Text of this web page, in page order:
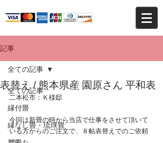
記事
全ての記事
縁付畳
縁なし畳・琉球畳
全ての記事
表替え / 熊本県産 園原さん 平和表
二本松市：Ｋ様邸
今回は新畳の時から当店で仕事をさせて頂いて
いる方からのご注文で、８帖表替えでのご依頼